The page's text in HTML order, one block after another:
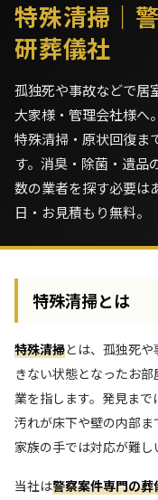
特殊清掃｜
研葬儀社
孤独死や事故などで居
大家様・管理会社様へ
特殊清掃・原状回復ま
す。消臭・除菌・遺品
数の業者を探す必要は
日・お見積もり無料。
特殊清掃とは
特殊清掃とは、孤独死
きない状態となったお
業を指します。発見ま
汚れが床下や壁の内部
家族の手では対応が難し
当社は警察案件専門の葬